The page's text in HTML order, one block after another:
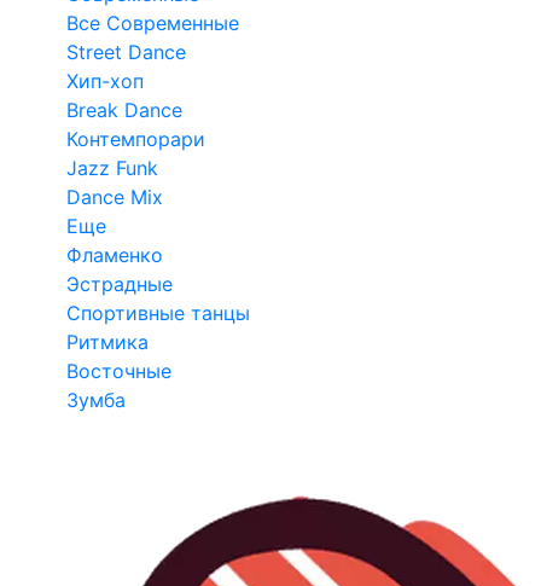
Все Современные
Street Dance
Хип-хоп
Break Dance
Контемпорари
Jazz Funk
Dance Mix
Еще
Фламенко
Эстрадные
Спортивные танцы
Ритмика
Восточные
Зумба